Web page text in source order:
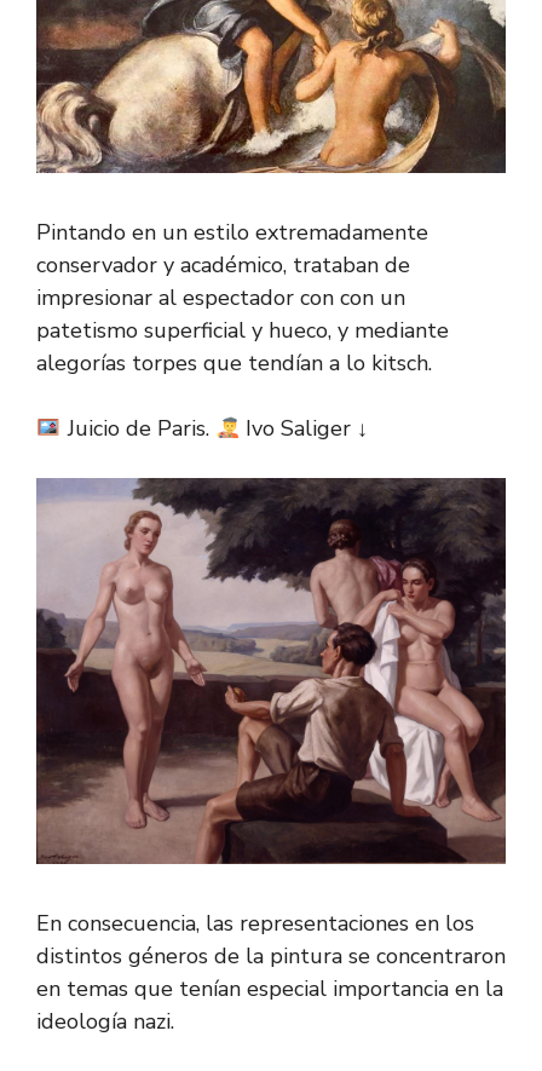
Pintando en un estilo extremadamente
conservador y académico, trataban de
impresionar al espectador con con un
patetismo superficial y hueco, y mediante
alegorías torpes que tendían a lo kitsch.
Juicio de Paris. Ivo Saliger ↓
En consecuencia, las representaciones en los
distintos géneros de la pintura se concentraron
en temas que tenían especial importancia en la
ideología nazi.